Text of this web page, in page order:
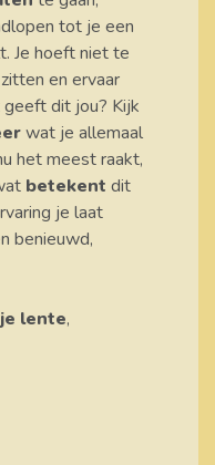
tot je een
Je hoeft niet te
en ervaar
dit jou? Kijk
wat je allemaal
het meest raakt,
betekent dit
je laat
benieuwd,
lente,